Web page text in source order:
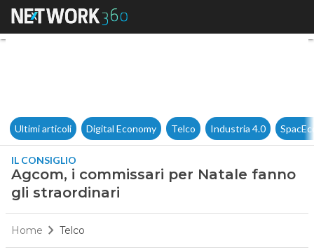
Agcom, i commissari per
Ultimi articoli Digital Economy Telco Industria 4.0
IL CONSIGLIO
Agcom, i commissari per Natale fanno
gli straordinari
Home Telco